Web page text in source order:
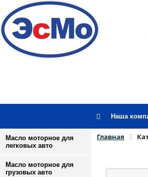
Наша
Масло моторное для
легковых авто
Масло моторное для
грузовых авто
Главная